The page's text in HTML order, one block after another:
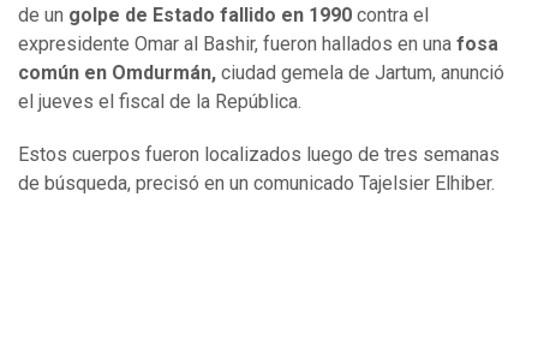
de un golpe de Estado fallido en 1990 contra el
expresidente Omar al Bashir, fueron hallados en una fosa
común en Omdurmán, ciudad gemela de Jartum, anunció
el jueves el fiscal de la República.
Estos cuerpos fueron localizados luego de tres semanas
de búsqueda, precisó en un comunicado Tajelsier Elhiber.